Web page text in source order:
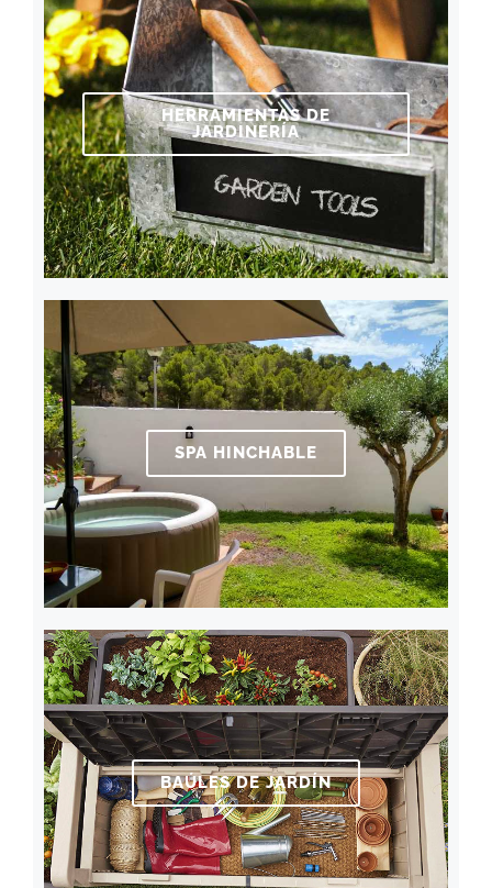
HERRAMIENTAS DE
JARDINERÍA
SPA HINCHABLE
BAÚLES DE JARDÍN